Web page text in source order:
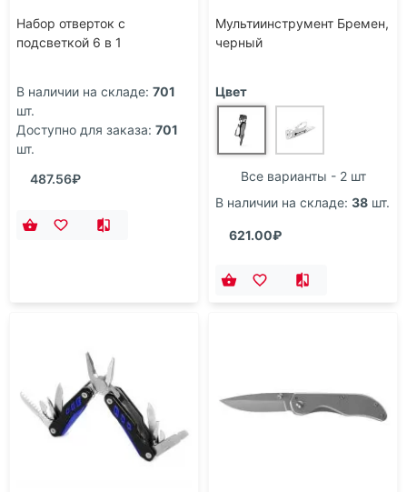
Набор отверток с
подсветкой 6 в 1
В наличии на складе: 701
шт.
Доступно для заказа: 701
шт.
487.56₽
Мультиинструмент Бремен,
черный
Цвет
Все варианты - 2 шт
В наличии на складе: 38 шт.
621.00₽